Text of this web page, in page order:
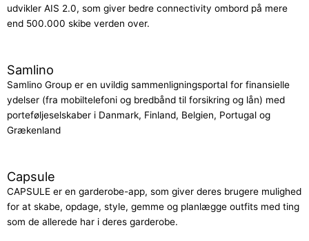
udvikler AIS 2.0, som giver bedre connectivity ombord på mere
end 500.000 skibe verden over.
Samlino
Samlino Group er en uvildig sammenligningsportal for finansielle
ydelser (fra mobiltelefoni og bredbånd til forsikring og lån) med
porteføljeselskaber i Danmark, Finland, Belgien, Portugal og
Grækenland
Capsule
CAPSULE er en garderobe-app, som giver deres brugere mulighed
for at skabe, opdage, style, gemme og planlægge outfits med ting
som de allerede har i deres garderobe.